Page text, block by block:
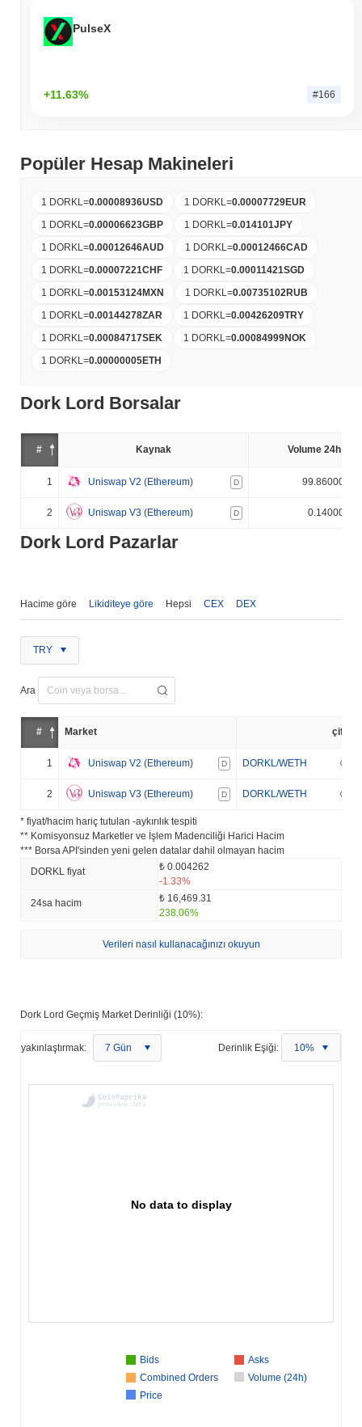
PulseX
+11.63% #166
Popüler Hesap Makineleri
1 DORKL =0.00008936USD 1 DORKL =0.00007729EUR
1 DORKL =0.00006623GBP 1 DORKL =0.014101JPY
1 DORKL =0.00012646AUD 1 DORKL =0.00012466CAD
1 DORKL =0.00007221CHF 1 DORKL =0.00011421SGD
1 DORKL =0.00153124MXN 1 DORKL =0.00735102RUB
1 DORKL =0.00144278ZAR 1 DORKL =0.00426209TRY
1 DORKL =0.00084717SEK 1 DORKL =0.00084999NOK
1 DORKL =0.00000005ETH
Dork Lord Borsalar
# Kaynak Volume 24h (%)
1 Uniswap V2 (Ethereum) D 99.860000%
2 Uniswap V3 (Ethereum) D 0.140000%
Dork Lord Pazarlar
Hacime göre Likiditeye göre Hepsi CEX DEX
TRY
Ara
# Market çift
1 Uniswap V2 (Ethereum) D DORKL/WETH
2 Uniswap V3 (Ethereum) D DORKL/WETH
* fiyat/hacim hariç tutulan -aykırılık tespiti
** Komisyonsuz Marketler ve İşlem Madenciliği Harici Hacim
*** Borsa API'sinden yeni gelen datalar dahil olmayan hacim
DORKL fiyat
₺ 0.004262
-1.33%
24sa hacim
₺ 16,469.31
238.06%
Verileri nasıl kullanacağınızı okuyun
Dork Lord Geçmiş Market Derinliği (10%):
yakınlaştırmak: 7 Gün Derinlik Eşiği: 10%
No data to display
Bids
Asks
Combined Orders
Volume (24h)
Price